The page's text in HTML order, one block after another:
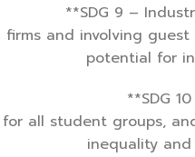
**SDG 9 –
and involving
potential for
**SDG
for all student groups,
inequality